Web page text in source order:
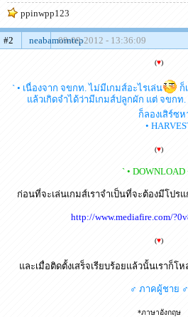
ppinwpp123
#2 neabamorntep09-09-2012 - 13:36:09
(♥)
` • เนื่องจาก จขกท. ไม่มีเกมส์อะไรเล่น
ก็
แล้วเกิดจำได้ว่ามีเกมส์ปลูกผัก แต่ จขก
ก็ลองเสิร์ซ
•
(♥)
` • DOWNLOAD
ก่อนที่จะเล่นเกมส์เราจำเป็นที่จะต้องมีโปร
http://www.mediafire.com/
(♥)
และเมื่อติดตั้งเสร็จเรียบร้อยแล้วนั้นเราก็โ
♂ ภาคผู้ชาย ♂
*ภาษาอังกฤษ